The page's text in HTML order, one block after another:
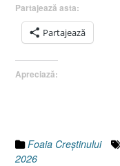
Partajează asta:
Partajează
Apreciază:
Foaia Creştinului
2026